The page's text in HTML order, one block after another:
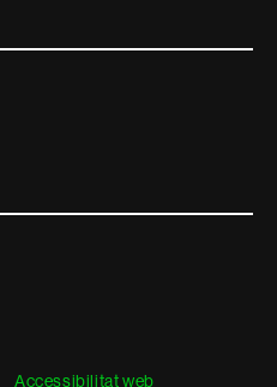
Accessibilitat web